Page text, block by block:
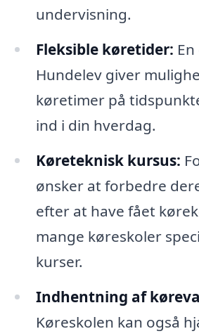
undervisning.
Fleksible køretider:
Hundelev giver
køretimer på
ind i din hverdag.
Køreteknisk kursus:
ønsker at forbedre
efter at have fået
mange køreskoler
kurser.
Indhentning af
Køreskolen kan også